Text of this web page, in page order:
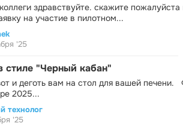
здравствуйте. скажите пожалуйста
на участие в пилотном...
'25
стиле "Черный кабан"
и деготь вам на стол для вашей печени.
2025...
технолог
'25